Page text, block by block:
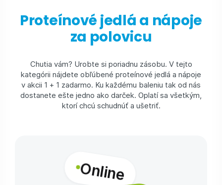
Proteínové jedlá a nápoje
za polovicu
Chutia vám? Urobte si poriadnu zásobu. V tejto
kategórii nájdete obľúbené proteínové jedlá a nápoje
v akcii 1 + 1 zadarmo. Ku každému baleniu tak od nás
dostanete ešte jedno ako darček. Oplatí sa všetkým,
ktorí chcú schudnúť a ušetriť.
Online